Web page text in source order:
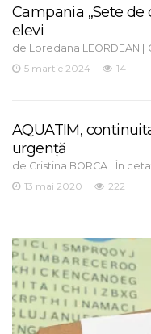
Campania „Sete de
elevi
de Loredana LEORDEAN |
5 martie 2024
14
AQUATIM,
urgență
de Cristina BORCA | În
13 mai 2020
222